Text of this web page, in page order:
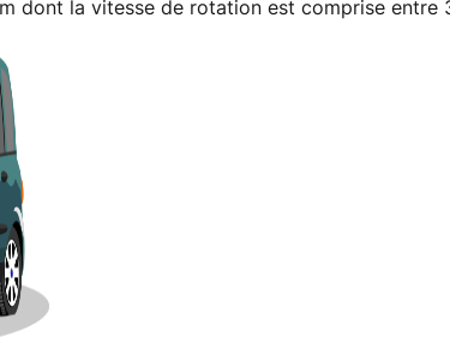
dont la vitesse de rotation est comprise entre